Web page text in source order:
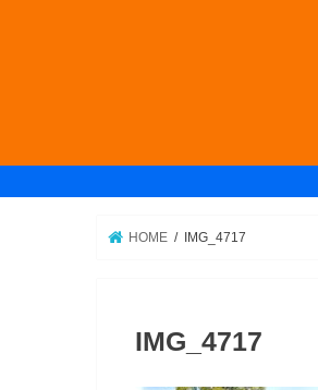
HOME IMG_4717
IMG_4717